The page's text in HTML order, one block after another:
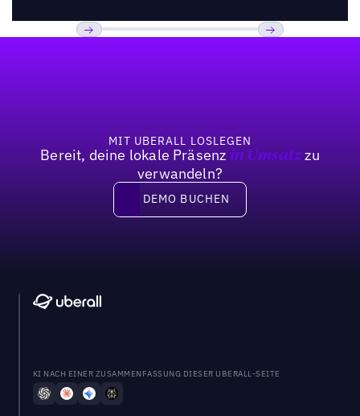
MIT UBERALL LOSLEGEN
Bereit, deine lokale Präsenz in Umsatzzu
verwandeln?
DEMO BUCHEN
DEMO BUCHEN
KI NACH EINER ZUSAMMENFASSUNG DIESER UBERALL-SEITE